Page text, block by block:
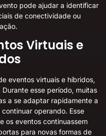
pode ajudar a identificar
de conectividade ou
Virtuais e
eventos virtuais e híbridos,
Durante esse período, muitas
a se adaptar rapidamente a
operando. Esse
os eventos continuassem
para novas formas de